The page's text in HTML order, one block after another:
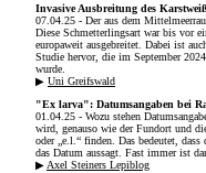
Invasive Ausbreitung des
07.04.25 - Der aus dem
Diese Schmetterlingsart war bis vor
europaweit ausgebreitet. Dabei ist
Studie hervor, die im September
wurde.
▶ Uni Greifswald
"Ex larva": Datumsangaben bei
01.04.25 - Wozu stehen
wird, genauso wie der Fundort und
oder „e.l.“ finden. Das bedeutet,
das Datum aussagt. Fast immer ist
▶ Axel Steiners Lepiblog